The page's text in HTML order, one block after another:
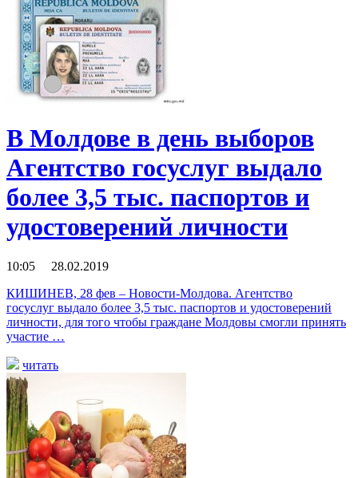
В Молдове в день выборов
Агентство госуслуг выдало
более 3,5 тыс. паспортов и
удостоверений личности
10:05 28.02.2019
КИШИНЕВ, 28 фев – Новости-Молдова. Агентство
госуслуг выдало более 3,5 тыс. паспортов и удостоверений
личности, для того чтобы граждане Молдовы смогли принять
участие …
читать